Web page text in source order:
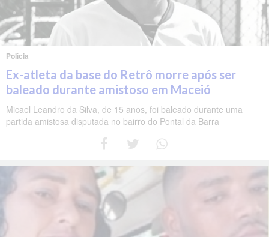
Polícia
Ex-atleta da base do Retrô morre após ser
baleado durante amistoso em Maceió
Micael Leandro da Silva, de 15 anos, foi baleado durante uma
partida amistosa disputada no bairro do Pontal da Barra